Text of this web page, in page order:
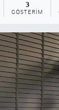
3
GÖSTERIM